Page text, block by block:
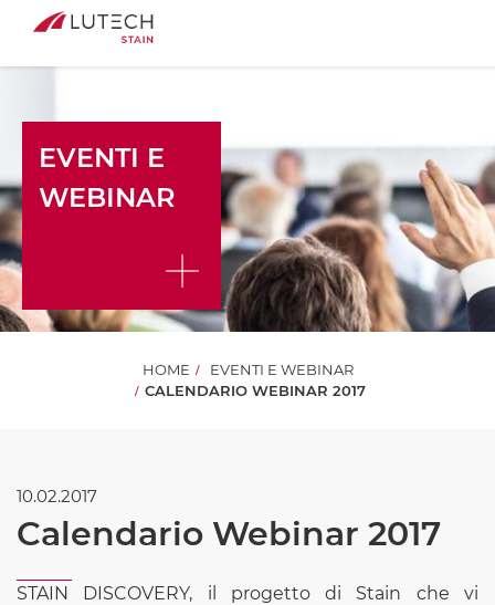
EVENTI E
WEBINAR
HOME
EVENTI E WEBINAR
CALENDARIO WEBINAR 2017
10.02.2017
Calendario Webinar 2017
STAIN DISCOVERY, il progetto di Stain che vi